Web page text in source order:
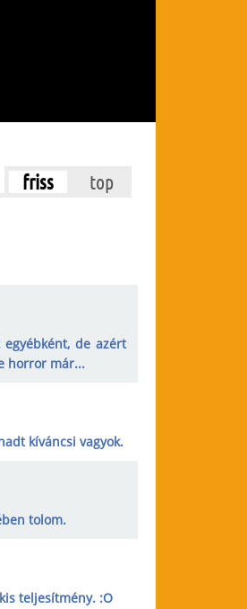
friss
top
de azért
horror már...
kíváncsi vagyok.
tolom.
teljesítmény. :O